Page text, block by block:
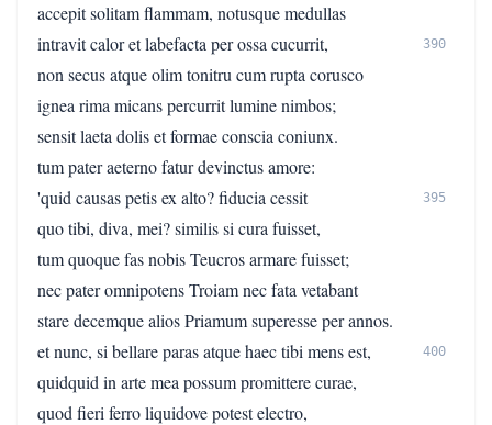
accepit solitam flammam, notusque medullas
intravit calor et labefacta per ossa cucurrit,
390
non secus atque olim tonitru cum rupta corusco
ignea rima micans percurrit lumine nimbos;
sensit laeta dolis et formae conscia coniunx.
tum pater aeterno fatur devinctus amore:
'quid causas petis ex alto? fiducia cessit
395
quo tibi, diva, mei? similis si cura fuisset,
tum quoque fas nobis Teucros armare fuisset;
nec pater omnipotens Troiam nec fata vetabant
stare decemque alios Priamum superesse per annos.
et nunc, si bellare paras atque haec tibi mens est,
400
quidquid in arte mea possum promittere curae,
quod fieri ferro liquidove potest electro,